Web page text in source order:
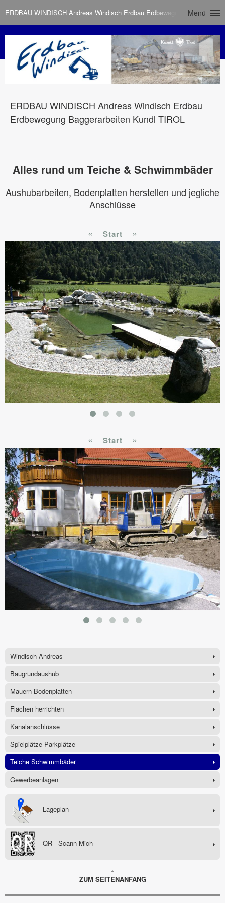
ERDBAU WINDISCH Andreas Windisch Erdbau Erdbewegung Menü
ERDBAU WINDISCH Andreas Windisch Erdbau
Erdbewegung Baggerarbeiten Kundl TIROL
Alles rund um Teiche & Schwimmbäder
Aushubarbeiten, Bodenplatten herstellen und jegliche
Anschlüsse
« Start »
« Start »
Windisch Andreas
Baugrundaushub
Mauern Bodenplatten
Flächen herrichten
Kanalanschlüsse
Spielplätze Parkplätze
Teiche Schwimmbäder
Gewerbeanlagen
Lageplan
QR - Scann Mich
ZUM SEITENANFANG